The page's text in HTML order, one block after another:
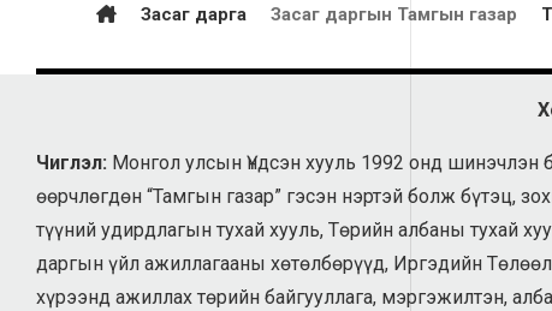
Засаг дарга Засаг даргын Тамгын газар
Чиглэл: Монгол улсын Үндсэн хууль 1992 онд
өөрчлөгдөн “Тамгын газар” гэсэн нэртэй болж бүтэц,
түүний удирдлагын тухай хууль, Төрийн албаны тухай
даргын үйл ажиллагааны хөтөлбөрүүд, Иргэдийн
хүрээнд ажиллах төрийн байгууллага, мэргэжилтэн,